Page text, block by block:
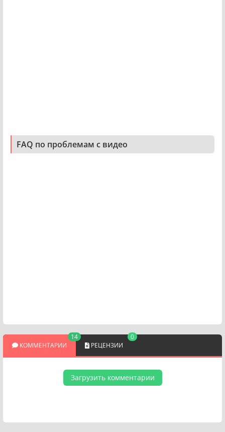
FAQ по проблемам с видео
КОММЕНТАРИИ
14
РЕЦЕНЗИИ
0
Загрузить комментарии